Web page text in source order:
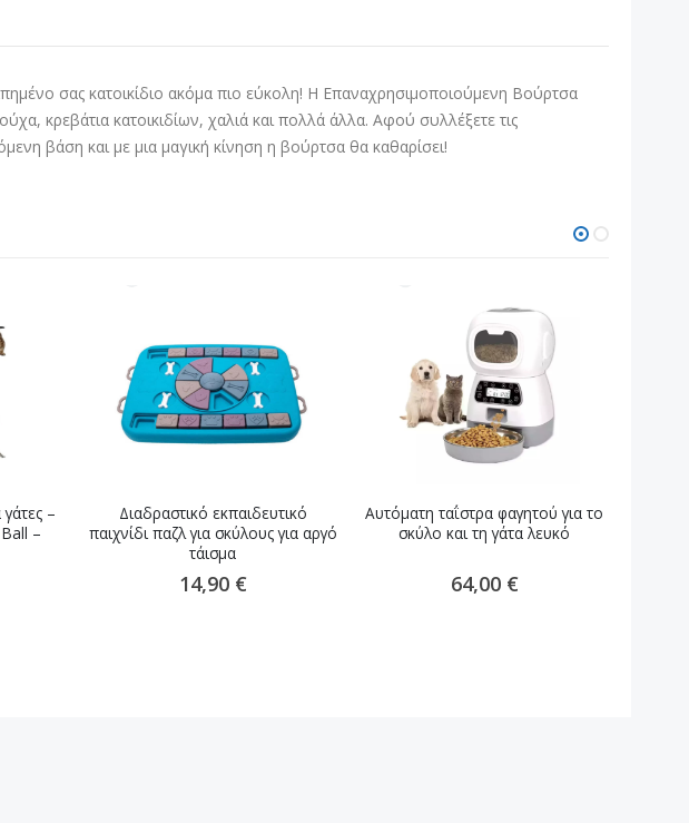
σας κατοικίδιο ακόμα πιο εύκολη! H Επαναχρησιμοποιούμενη Βούρτσα
κρεβάτια κατοικιδίων, χαλιά και πολλά άλλα. Αφού συλλέξετε τις
βάση και με μια μαγική κίνηση η βούρτσα θα καθαρίσει!
–
–
Διαδραστικό εκπαιδευτικό
παιχνίδι παζλ για σκύλους για αργό
τάισμα
14,90 €
Αυτόματη ταΐστρα φαγητού για το
σκύλο και τη γάτα λευκό
64,00 €